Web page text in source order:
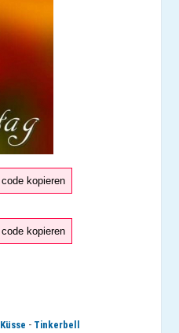
code kopieren
code kopieren
Küsse - Tinkerbell